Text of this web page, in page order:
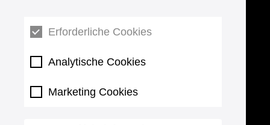
Erforderliche Cookies
Analytische Cookies
Marketing Cookies